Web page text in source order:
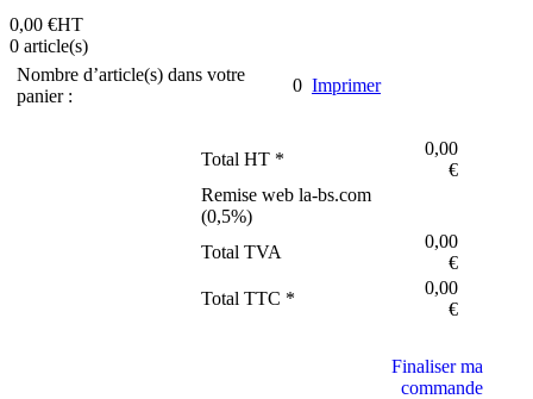
0,00 €HT
0 article(s)
Nombre d’article(s) dans votre
panier :
0 Imprimer
Total HT *
0,00
€
Remise web la-bs.com
(0,5%)
Total TVA
0,00
€
Total TTC *
0,00
€
Finaliser ma
commande